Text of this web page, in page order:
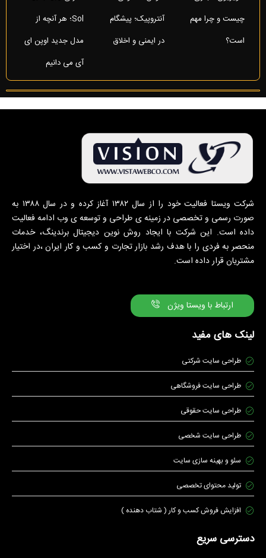
Sol؛ هر آنچه از
مدل جدید اوپن ای
آی می دانیم
آنتروپیک؛ پیشگام
در ایمنی و اخلاق
چیست و چرا مهم
است؟
شرکت ویستا فعالیت خود را از سال ۱۳۸۲ آغاز کرده و در سال ۱۳۸۸ به
صورت رسمی و تخصصی در زمینه ی طراحی و توسعه ی وب ادامه فعالیت
داده است. این شرکت با ایجاد روش نوین دیجیتال برندینگ، خدمات
منحصر به فردی را با هدف رشد بازار تجارت و کسب و کار ایران ،در اختیار
مشتریان قرار داده است.
ارتباط با ویستا ویژن
لینک های مفید
طراحی سایت شرکتی
طراحی سایت فروشگاهی
طراحی سایت حقوقی
طراحی سایت شخصی
سئو و بهینه سازی سایت
تولید محتوای تخصصی
افزایش فروش کسب و کار ( شتاب دهنده )
دسترسی سریع